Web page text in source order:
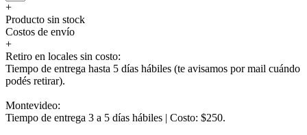
+
Producto sin stock
Costos de envío
+
Retiro en locales sin costo:
Tiempo de entrega hasta 5 días hábiles (te avisamos por mail cuándo
podés retirar).
Montevideo:
Tiempo de entrega 3 a 5 días hábiles | Costo: $250.